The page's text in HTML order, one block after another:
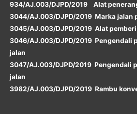
934/AJ.003/DJPD/2019 Alat
3044/AJ.003/DJPD/2019 Marka jalan
3045/AJ.003/DJPD/2019 Alat
3046/AJ.003/DJPD/2019 Pengendali
jalan
3047/AJ.003/DJPD/2019 Pengendali
jalan
3982/AJ.003/DJPD/2019 Rambu